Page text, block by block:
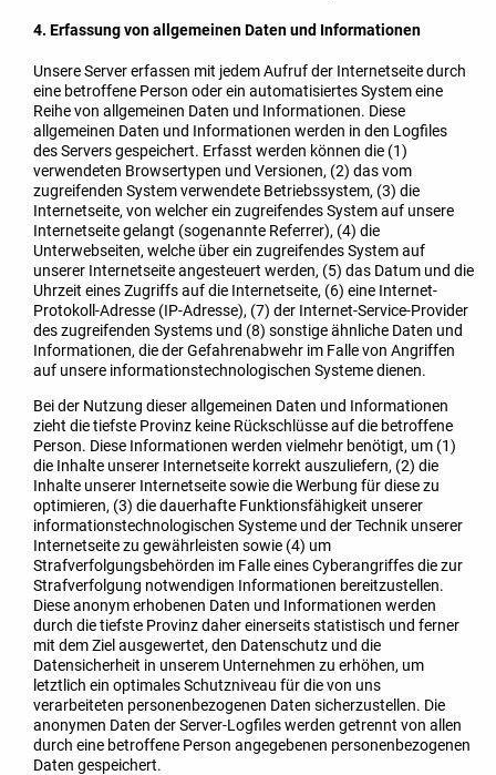
4. Erfassung von allgemeinen Daten und Informationen
Unsere Server erfassen mit jedem Aufruf der Internetseite durch
eine betroffene Person oder ein automatisiertes System eine
Reihe von allgemeinen Daten und Informationen. Diese
allgemeinen Daten und Informationen werden in den Logfiles
des Servers gespeichert. Erfasst werden können die (1)
verwendeten Browsertypen und Versionen, (2) das vom
zugreifenden System verwendete Betriebssystem, (3) die
Internetseite, von welcher ein zugreifendes System auf unsere
Internetseite gelangt (sogenannte Referrer), (4) die
Unterwebseiten, welche über ein zugreifendes System auf
unserer Internetseite angesteuert werden, (5) das Datum und die
Uhrzeit eines Zugriffs auf die Internetseite, (6) eine Internet-
Protokoll-Adresse (IP-Adresse), (7) der Internet-Service-Provider
des zugreifenden Systems und (8) sonstige ähnliche Daten und
Informationen, die der Gefahrenabwehr im Falle von Angriffen
auf unsere informationstechnologischen Systeme dienen.
Bei der Nutzung dieser allgemeinen Daten und Informationen
zieht die tiefste Provinz keine Rückschlüsse auf die betroffene
Person. Diese Informationen werden vielmehr benötigt, um (1)
die Inhalte unserer Internetseite korrekt auszuliefern, (2) die
Inhalte unserer Internetseite sowie die Werbung für diese zu
optimieren, (3) die dauerhafte Funktionsfähigkeit unserer
informationstechnologischen Systeme und der Technik unserer
Internetseite zu gewährleisten sowie (4) um
Strafverfolgungsbehörden im Falle eines Cyberangriffes die zur
Strafverfolgung notwendigen Informationen bereitzustellen.
Diese anonym erhobenen Daten und Informationen werden
durch die tiefste Provinz daher einerseits statistisch und ferner
mit dem Ziel ausgewertet, den Datenschutz und die
Datensicherheit in unserem Unternehmen zu erhöhen, um
letztlich ein optimales Schutzniveau für die von uns
verarbeiteten personenbezogenen Daten sicherzustellen. Die
anonymen Daten der Server-Logfiles werden getrennt von allen
durch eine betroffene Person angegebenen personenbezogenen
Daten gespeichert.